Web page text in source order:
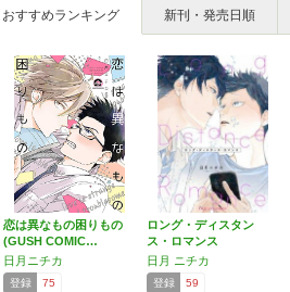
おすすめランキング 新刊・発売日順
恋は異なもの困りもの
(GUSH COMIC…
日月ニチカ
登録 75
ロング・ディスタン
ス・ロマンス
日月 ニチカ
登録 59